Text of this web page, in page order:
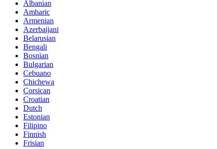
Albanian
Amharic
Armenian
Azerbaijani
Belarusian
Bengali
Bosnian
Bulgarian
Cebuano
Chichewa
Corsican
Croatian
Dutch
Estonian
Filipino
Finnish
Frisian